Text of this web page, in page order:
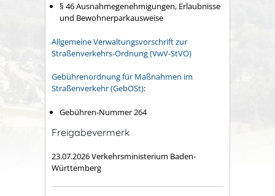
§ 46 Ausnahmegenehmigungen, Erlaubnisse
und Bewohnerparkausweise
Allgemeine Verwaltungsvorschrift zur
Straßenverkehrs-Ordnung (VwV-StVO)
Gebührenordnung für Maßnahmen im
Straßenverkehr (GebOSt):
Gebühren-Nummer264
Freigabevermerk
23.07.2026 Verkehrsministerium Baden-
Württemberg